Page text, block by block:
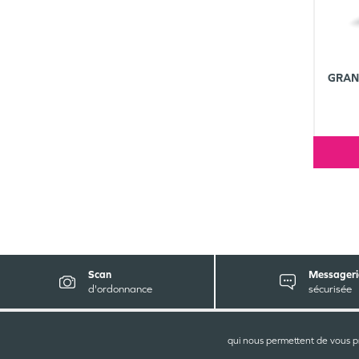
qui nous permettent de vous
Scan
d'ordonnance
sécurisée